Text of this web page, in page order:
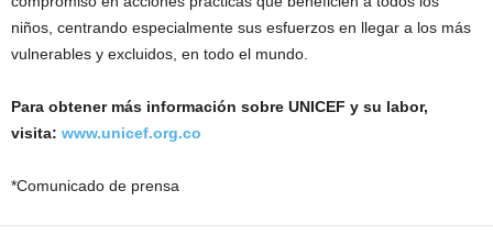
niños, centrando especialmente sus esfuerzos en llegar a los más
vulnerables y excluidos, en todo el mundo.
Para obtener más información sobre UNICEF y su labor,
visita: www.unicef.org.co
*Comunicado de prensa